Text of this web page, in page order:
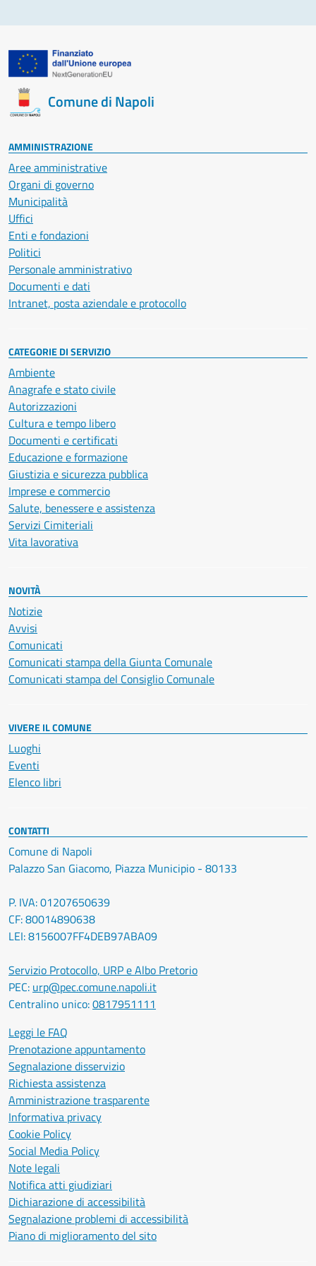
Comune di Napoli
AMMINISTRAZIONE
Aree amministrative
Organi di governo
Municipalità
Uffici
Enti e fondazioni
Politici
Personale amministrativo
Documenti e dati
Intranet, posta aziendale e protocollo
CATEGORIE DI SERVIZIO
Ambiente
Anagrafe e stato civile
Autorizzazioni
Cultura e tempo libero
Documenti e certificati
Educazione e formazione
Giustizia e sicurezza pubblica
Imprese e commercio
Salute, benessere e assistenza
Servizi Cimiteriali
Vita lavorativa
NOVITÀ
Notizie
Avvisi
Comunicati
Comunicati stampa della Giunta Comunale
Comunicati stampa del Consiglio Comunale
VIVERE IL COMUNE
Luoghi
Eventi
Elenco libri
CONTATTI
Comune di Napoli
Palazzo San Giacomo, Piazza Municipio - 80133
P. IVA: 01207650639
CF: 80014890638
LEI: 8156007FF4DEB97ABA09
Servizio Protocollo, URP e Albo Pretorio
PEC: urp@pec.comune.napoli.it
Centralino unico:0817951111
Leggi le FAQ
Prenotazione appuntamento
Segnalazione disservizio
Richiesta assistenza
Amministrazione trasparente
Informativa privacy
Cookie Policy
Social Media Policy
Note legali
Notifica atti giudiziari
Dichiarazione di accessibilità
Segnalazione problemi di accessibilità
Piano di miglioramento del sito